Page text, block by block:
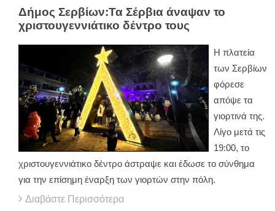
Δήμος Σερβίων:Τα Σέρβια άναψαν το
χριστουγεννιάτικο δέντρο τους
Η πλατεία
των Σερβίων
φόρεσε
απόψε τα
γιορτινά της.
Λίγο μετά τις
19:00, το
χριστουγεννιάτικο δέντρο άστραψε και έδωσε το σύνθημα
για την επίσημη έναρξη των γιορτών στην πόλη.
Διαβάστε Περισσότερα